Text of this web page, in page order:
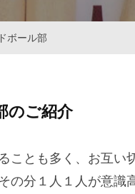
ボール部
のご紹介
ことも多く、お互い
の分１人１人が意識